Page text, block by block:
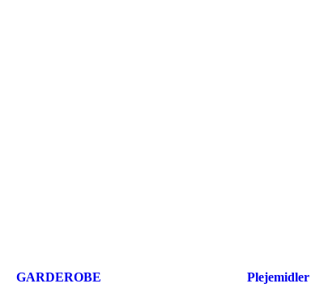
GARDEROBE Plejemidler